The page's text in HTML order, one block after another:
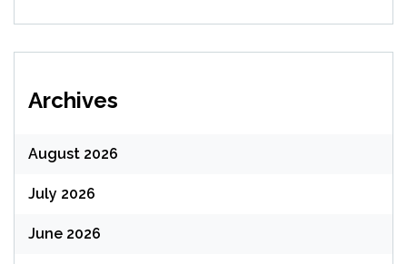
Archives
August 2026
July 2026
June 2026